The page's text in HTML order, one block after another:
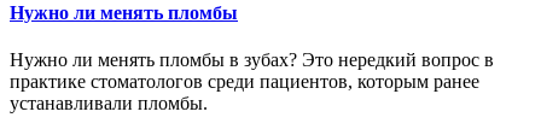
Нужно ли менять пломбы
Нужно ли менять пломбы в зубах? Это нередкий вопрос в
практике стоматологов среди пациентов, которым ранее
устанавливали пломбы.